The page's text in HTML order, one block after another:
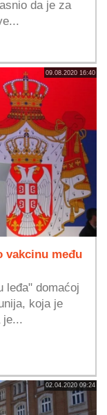
da je za
09.08.2020 16:40
vakcinu među
leđa" domaćoj
koja je
je...
02.04.2020 09:24